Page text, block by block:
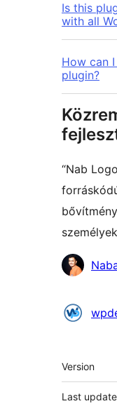
Is this
with all
How can
plugin?
“Nab
Meta
Version
Last